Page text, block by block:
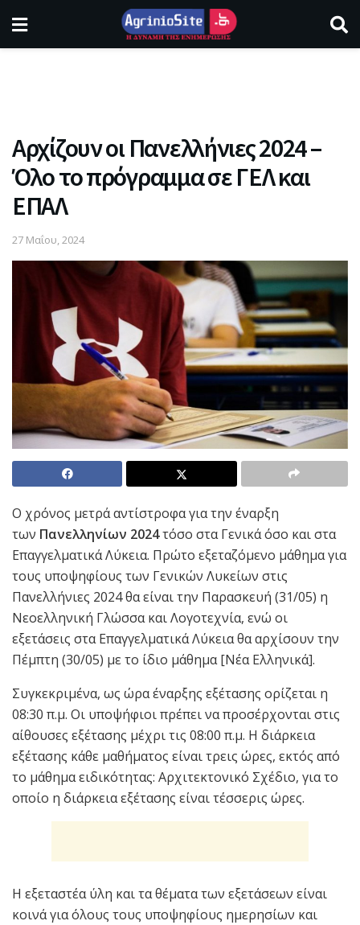
Αρχίζουν οι Πανελλήνιες 2024 –
Όλο το πρόγραμμα σε ΓΕΛ και
ΕΠΑΛ
27 Μαΐου, 2024
Ο χρόνος μετρά αντίστροφα για την έναρξη
των Πανελληνίων 2024τόσο στα Γενικά όσο και στα
Επαγγελματικά Λύκεια. Πρώτο εξεταζόμενο μάθημα για
τους υποψηφίους των Γενικών Λυκείων στις
Πανελλήνιες 2024 θα είναι την Παρασκευή (31/05) η
Νεοελληνική Γλώσσα και Λογοτεχνία, ενώ οι
εξετάσεις στα Επαγγελματικά Λύκεια θα αρχίσουν την
Πέμπτη (30/05) με το ίδιο μάθημα [Νέα Ελληνικά].
Συγκεκριμένα, ως ώρα έναρξης εξέτασης ορίζεται η
08:30 π.μ. Οι υποψήφιοι πρέπει να προσέρχονται στις
αίθουσες εξέτασης μέχρι τις 08:00 π.μ. Η διάρκεια
εξέτασης κάθε μαθήματος είναι τρεις ώρες, εκτός από
το μάθημα ειδικότητας: Αρχιτεκτονικό Σχέδιο, για το
οποίο η διάρκεια εξέτασης είναι τέσσερις ώρες.
Η εξεταστέα ύλη και τα θέματα των εξετάσεων είναι
κοινά για όλους τους υποψηφίους ημερησίων και